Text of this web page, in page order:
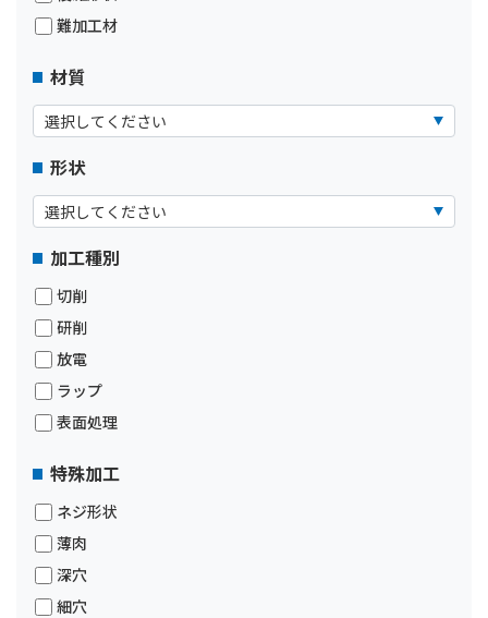
難加工材
材質
形状
加工種別
切削
研削
放電
ラップ
表面処理
特殊加工
ネジ形状
薄肉
深穴
細穴